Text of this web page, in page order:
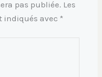
pas publiée. Les
indiqués avec *